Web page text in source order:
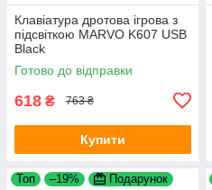
Клавіатура дротова ігрова з
підсвіткою MARVO K607 USB
Black
Готово до відправки
618 ₴ 763 ₴
Купити
Топ –19% Подарунок